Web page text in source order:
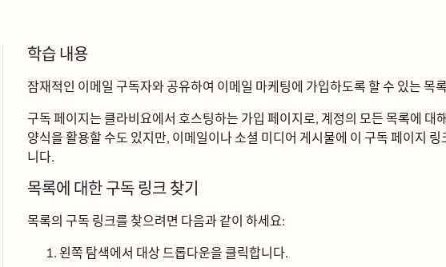
학습 내용
잠재적인 이메일 구독자와 공유하여 이메일 마케팅에 가입하도록 할 수 있는
구독 페이지는 클라비요에서 호스팅하는 가입 페이지로, 계정의 모든 목록에
양식을 활용할 수도 있지만, 이메일이나 소셜 미디어 게시물에 이 구독 페이지
니다.
목록에 대한 구독 링크 찾기
목록의 구독 링크를 찾으려면 다음과 같이 하세요:
왼쪽 탐색에서 대상 드롭다운을 클릭합니다.